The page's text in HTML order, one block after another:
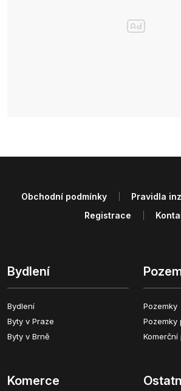
Bydlení
Bydlení
Byty v Praze
Byty v Brně
Pozemky
Pozemky
Komerční
Komerce
Obchodní podmínky Pravidla
Registrace